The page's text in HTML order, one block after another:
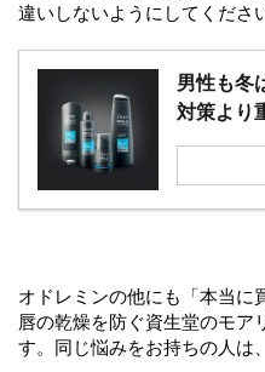
違いしないようにしてくださ
男性も冬
対策より
オドレミンの他にも「本当に
唇の乾燥を防ぐ資生堂のモア
す。同じ悩みをお持ちの人は